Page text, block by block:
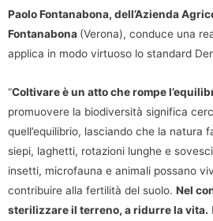
Paolo Fontanabona, dell’Azienda
Fontanabona (Verona), conduce una
applica in modo virtuoso lo standard
“Coltivare è un atto che rompe
promuovere la biodiversità significa
quell’equilibrio, lasciando che la natura
siepi, laghetti, rotazioni lunghe e
insetti, microfauna e animali possano
contribuire alla fertilità del suolo. Nel
sterilizzare il terreno, a ridurre la vita.